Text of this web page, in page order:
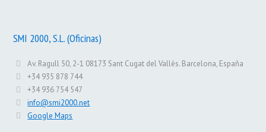
SMI 2000, S.L. (Oficinas)
Av. Ragull 50, 2-1 08173 Sant Cugat del Vallès. Barcelona, España
+34 935 878 744
+34 936 754 547
info@smi2000.net
Google Maps